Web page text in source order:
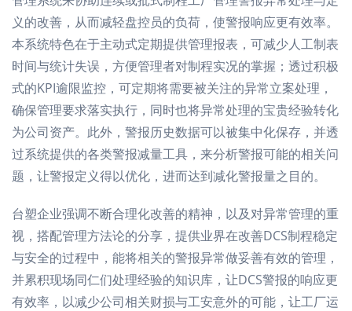
义的改善，从而减轻盘控员的负荷，使警报响应更有效率。
本系统特色在于主动式定期提供管理报表，可减少人工制表
时间与统计失误，方便管理者对制程实况的掌握；透过积极
式的KPI逾限监控，可定期将需要被关注的异常立案处理，
确保管理要求落实执行，同时也将异常处理的宝贵经验转化
为公司资产。此外，警报历史数据可以被集中化保存，并透
过系统提供的各类警报减量工具，来分析警报可能的相关问
题，让警报定义得以优化，进而达到减化警报量之目的。
台塑企业强调不断合理化改善的精神，以及对异常管理的重
视，搭配管理方法论的分享，提供业界在改善DCS制程稳定
与安全的过程中，能将相关的警报异常做妥善有效的管理，
并累积现场同仁们处理经验的知识库，让DCS警报的响应更
有效率，以减少公司相关财损与工安意外的可能，让工厂运